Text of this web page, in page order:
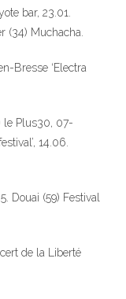
bar, 23.01.
(34) Muchacha.
Bresse ‘Electra
le Plus30, 07-
14.06.
Douai (59) Festival
de la Liberté